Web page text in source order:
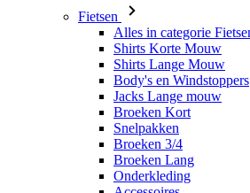
Fietsen
Alles in categorie
Shirts Korte Mouw
Shirts Lange Mouw
Body's en Windstoppers
Jacks Lange mouw
Broeken Kort
Snelpakken
Broeken 3/4
Broeken Lang
Onderkleding